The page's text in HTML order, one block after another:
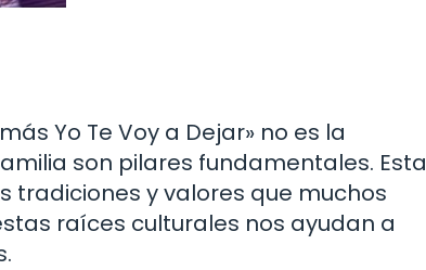
Yo Te Voy a Dejar» no es la
son pilares fundamentales. Esta
tradiciones y valores que muchos
raíces culturales nos ayudan a